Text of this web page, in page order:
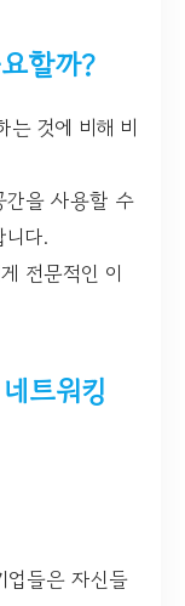
할까?
는 것에 비해 비
간을 사용할 수
다.
전문적인 이
트워킹
업들은 자신들